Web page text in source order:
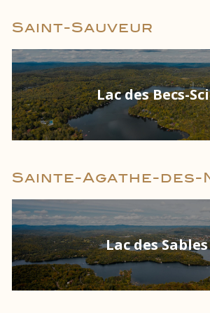
Saint-Sauveur
Lac des Becs-
Sainte-Agathe-des-
Lac des Sables